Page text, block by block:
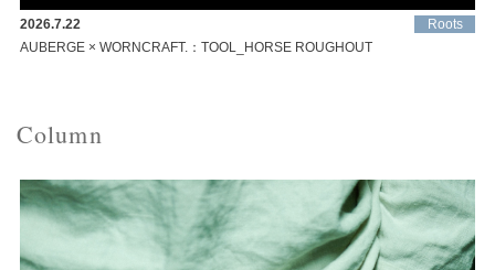
Roots
2026.7.22
AUBERGE × WORNCRAFT.：TOOL_HORSE ROUGHOUT
Column